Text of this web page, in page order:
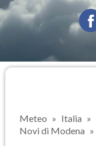
Meteo Italia
Novi di Modena